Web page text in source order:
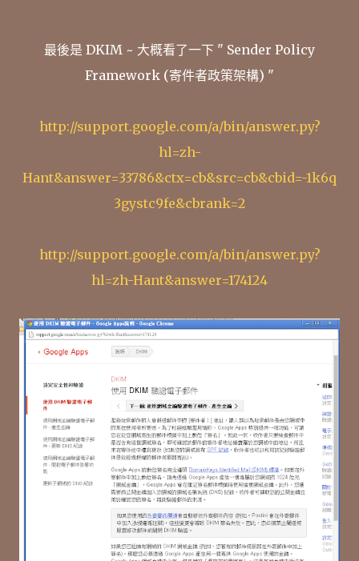
最後是 DKIM ~ 大概看了一下 " Sender Policy
Framework (寄件者政策架構) "
http://support.google.com/a/bin/answer.py?
hl=zh-
Hant&answer=33786&ctx=cb&src=cb&cbid=-1k6q
3gystc9fe&cbrank=2
http://support.google.com/a/bin/answer.py?
hl=zh-Hant&answer=174124